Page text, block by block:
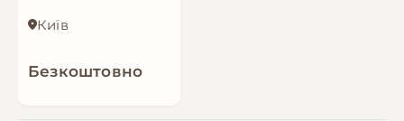
Київ
Безкоштовно